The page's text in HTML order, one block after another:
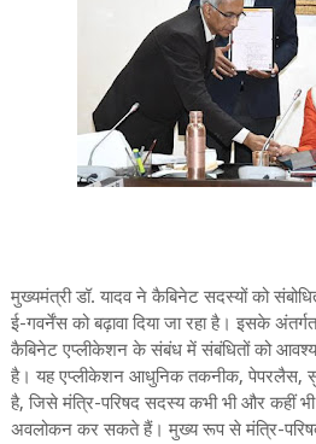
मुख्यमंत्री डॉ. यादव ने कैबिनेट सदस्यों को
ई-गवर्नेंस को बढ़ावा दिया जा रहा है। इसके
कैबिनेट एप्लीकेशन के संबंध में संबंधितों को
है। यह एप्लीकेशन आधुनिक तकनीक, पेपरलैस,
है, जिसे मंत्रि-परिषद सदस्य कभी भी और कहीं
अवलोकन कर सकते हैं। मुख्य रूप से मंत्रि-